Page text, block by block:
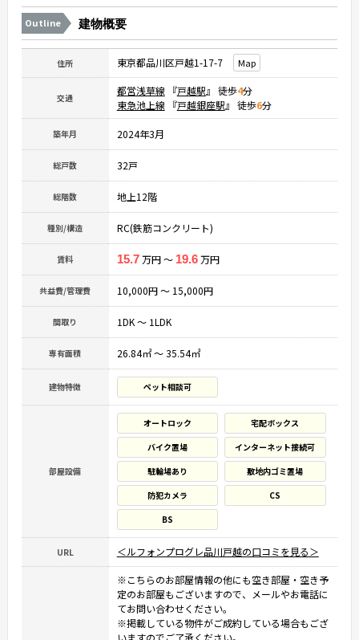
Outline 建物概要
住所 東京都品川区戸越1-17-7 Map
交通
都営浅草線 『戸越駅』 徒歩4分
東急池上線 『戸越銀座駅』 徒歩6分
築年月 2024年3月
総戸数 32戸
総階数 地上12階
種別/構造 RC(鉄筋コンクリート)
賃料 15.7万円 ～ 19.6万円
共益費/管理費 10,000円 ～ 15,000円
間取り 1DK ～ 1LDK
専有面積 26.84㎡ ～ 35.54㎡
建物特徴 ペット相談可
部屋設備
オートロック
宅配ボックス
バイク置場
インターネット接続可
駐輪場あり
敷地内ゴミ置場
防犯カメラ
CS
BS
URL ＜ルフォンプログレ品川戸越の口コミを見る＞
※こちらのお部屋情報の他にも空き部屋・空き予
定のお部屋もございますので、メールやお電話に
てお問い合わせください。
※掲載している物件がご成約している場合もござ
いますのでご了承ください。